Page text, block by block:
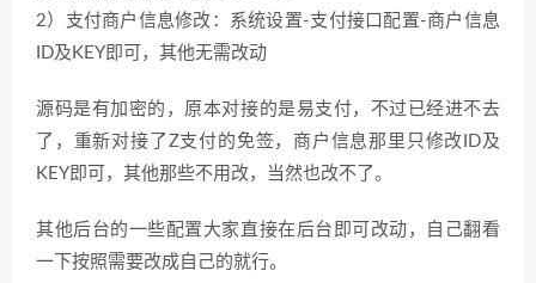
2）支付商户信息修改：系统设置-支付接口配置-商户信息
ID及KEY即可，其他无需改动
源码是有加密的，原本对接的是易支付，不过已经进不去
了，重新对接了Z支付的免签，商户信息那里只修改ID及
KEY即可，其他那些不用改，当然也改不了。
其他后台的一些配置大家直接在后台即可改动，自己翻看
一下按照需要改成自己的就行。